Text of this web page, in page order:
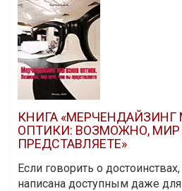
КНИГА «МЕРЧЕНДАЙЗИНГ
ОПТИКИ: ВОЗМОЖНО, МИР
ПРЕДСТАВЛЯЕТЕ»
Если говорить о
написана доступным даже